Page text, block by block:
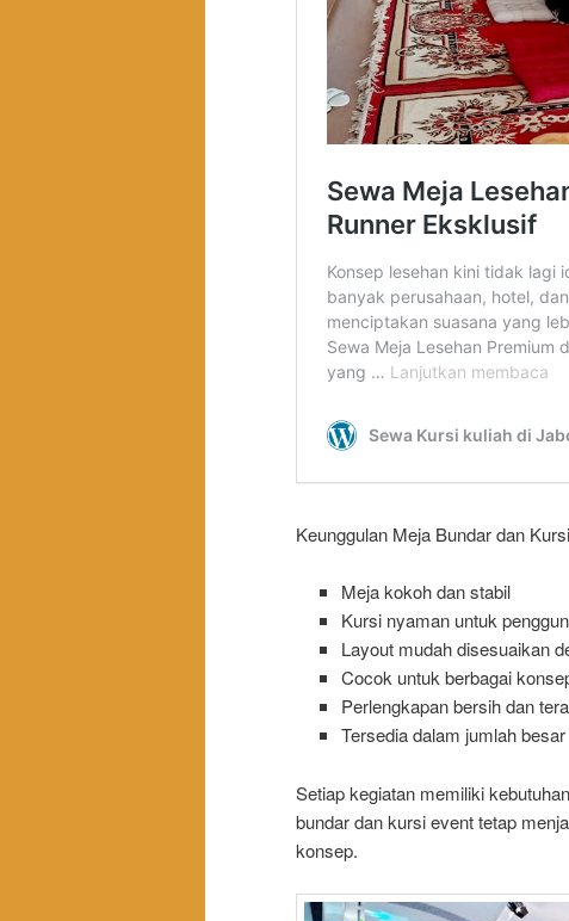
Keunggulan Meja Bundar dan
Meja kokoh dan stabil
Kursi nyaman untuk
Layout mudah disesuaikan
Cocok untuk berbagai
Perlengkapan bersih dan
Tersedia dalam jumlah besar
Setiap kegiatan memiliki
bundar dan kursi event tetap
konsep.